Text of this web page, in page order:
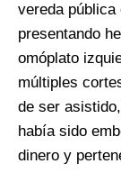
vereda pública
presentando
omóplato
múltiples
de ser
había sido
dinero y